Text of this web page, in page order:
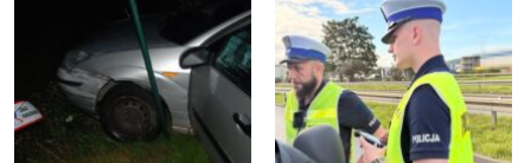
gdzie się go nauczyć?